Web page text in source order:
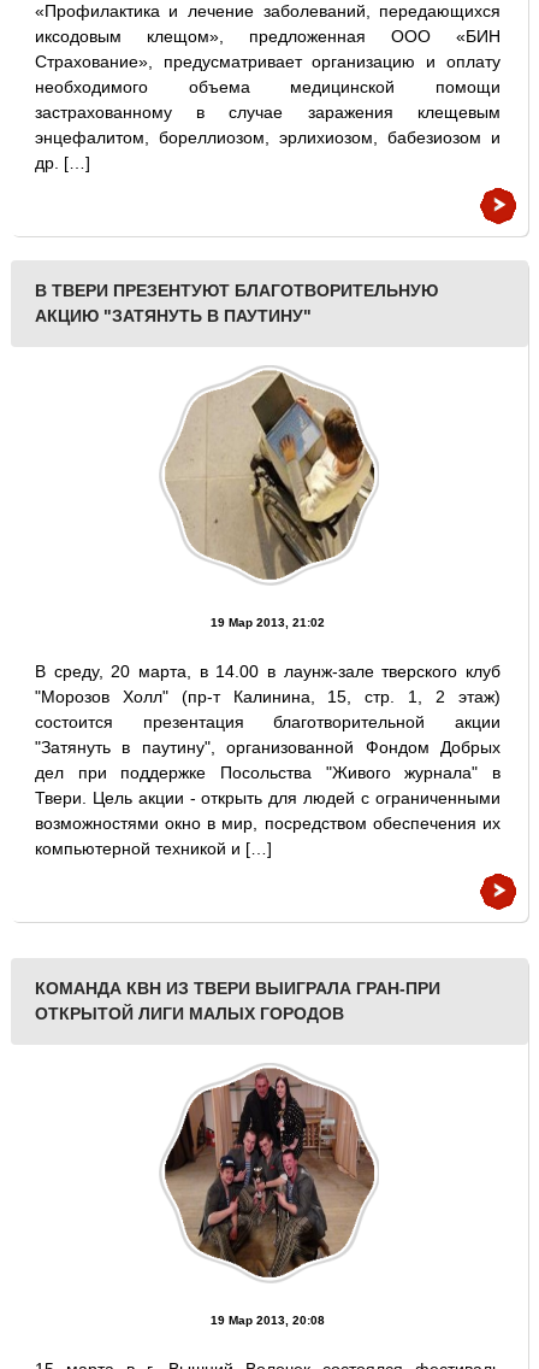
«Профилактика и лечение заболеваний, передающихся
иксодовым клещом», предложенная ООО «БИН
Страхование», предусматривает организацию и оплату
необходимого объема медицинской помощи
застрахованному в случае заражения клещевым
энцефалитом, бореллиозом, эрлихиозом, бабезиозом и
др. […]
В ТВЕРИ ПРЕЗЕНТУЮТ БЛАГОТВОРИТЕЛЬНУЮ
АКЦИЮ "ЗАТЯНУТЬ В ПАУТИНУ"
19 Мар 2013, 21:02
В среду, 20 марта, в 14.00 в лаунж-зале тверского клуб
"Морозов Холл" (пр-т Калинина, 15, стр. 1, 2 этаж)
состоится презентация благотворительной акции
"Затянуть в паутину", организованной Фондом Добрых
дел при поддержке Посольства "Живого журнала" в
Твери. Цель акции - открыть для людей с ограниченными
возможностями окно в мир, посредством обеспечения их
компьютерной техникой и […]
КОМАНДА КВН ИЗ ТВЕРИ ВЫИГРАЛА ГРАН-ПРИ
ОТКРЫТОЙ ЛИГИ МАЛЫХ ГОРОДОВ
19 Мар 2013, 20:08